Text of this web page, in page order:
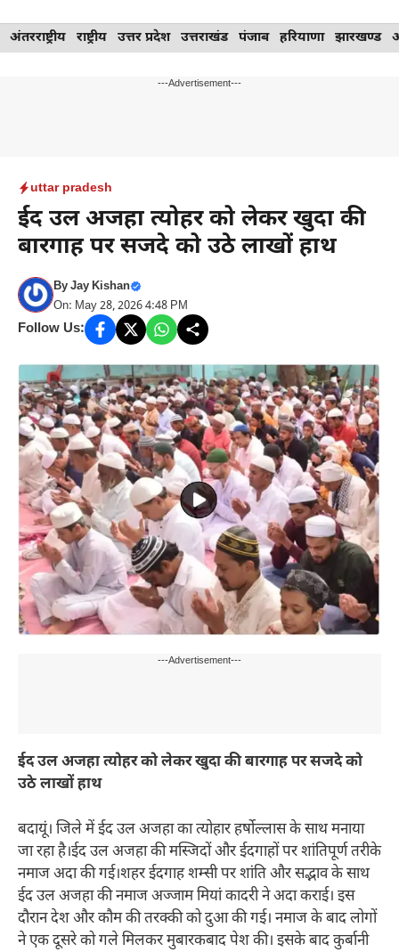
Skip
to
अंतरराष्ट्रीय राष्ट्रीय उत्तर प्रदेश उत्तराखंड पंजाब हरियाणा झारखण्ड
---Advertisement---
uttar pradesh
ईद उल अजहा त्योहर को लेकर खुदा की
बारगाह पर सजदे को उठे लाखों हाथ
ByJay Kishan
On: May 28, 2026 4:48 PM
Follow Us:
---Advertisement---
ईद उल अजहा त्योहर को लेकर खुदा की बारगाह पर सजदे को
उठे लाखों हाथ
बदायूं। जिले में ईद उल अजहा का त्योहार हर्षोल्लास के साथ मनाया
जा रहा है।ईद उल अजहा की मस्जिदों और ईदगाहों पर शांतिपूर्ण तरीके
नमाज अदा की गई।शहर ईदगाह शम्सी पर शांति और सद्भाव के साथ
ईद उल अजहा की नमाज अज्जाम मियां कादरी ने अदा कराई। इस
दौरान देश और कौम की तरक्की को दुआ की गई। नमाज के बाद लोगों
ने एक दूसरे को गले मिलकर मुबारकबाद पेश की। इसके बाद कुर्बानी